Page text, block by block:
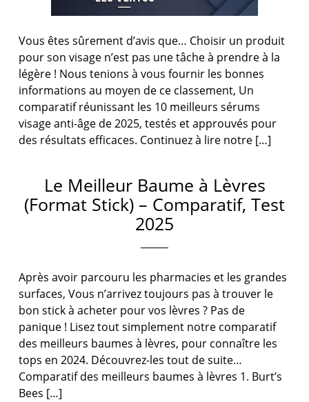
Vous êtes sûrement d’avis que… Choisir un produit
pour son visage n’est pas une tâche à prendre à la
légère ! Nous tenions à vous fournir les bonnes
informations au moyen de ce classement, Un
comparatif réunissant les 10 meilleurs sérums
visage anti-âge de 2025, testés et approuvés pour
des résultats efficaces. Continuez à lire notre […]
Le Meilleur Baume à Lèvres
(Format Stick) – Comparatif, Test
2025
Après avoir parcouru les pharmacies et les grandes
surfaces, Vous n’arrivez toujours pas à trouver le
bon stick à acheter pour vos lèvres ? Pas de
panique ! Lisez tout simplement notre comparatif
des meilleurs baumes à lèvres, pour connaître les
tops en 2024. Découvrez-les tout de suite…
Comparatif des meilleurs baumes à lèvres 1. Burt’s
Bees […]